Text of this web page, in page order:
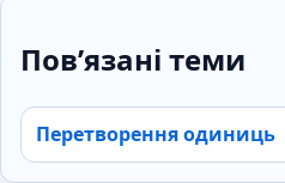
Пов’язані теми
Перетворення одиниць